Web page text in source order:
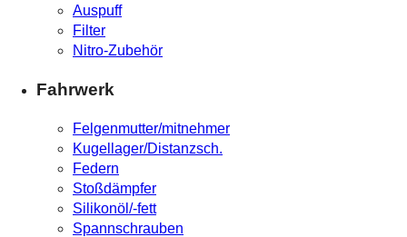
Auspuff
Filter
Nitro-Zubehör
Fahrwerk
Felgenmutter/mitnehmer
Kugellager/Distanzsch.
Federn
Stoßdämpfer
Silikonöl/-fett
Spannschrauben